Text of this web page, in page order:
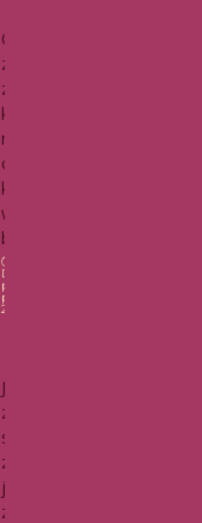
Osteoporo
za – cichy
złodziej
kości. Jak
rozpoznać
objawy i
kiedy
wykonać
badanie?
Data
publikacji: 16
października,
2025
Jak warto
zadbać o
swoje
zdrowie w
jesienno-
zimowym